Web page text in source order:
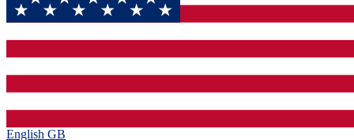
English GB‎